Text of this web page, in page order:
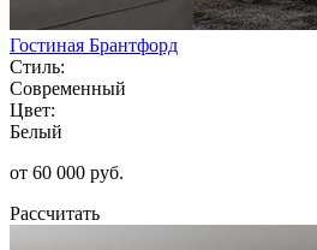
Гостиная Брантфорд
Стиль:
Современный
Цвет:
Белый
от 60 000 руб.
Рассчитать